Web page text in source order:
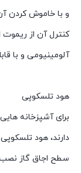
و با خاموش کردن
کنترل آن از ریموت
آلومینیومی و با
هود تلسکوپی
برای آشپزخانه
دارند، هود
سطح اجاق گاز نصب